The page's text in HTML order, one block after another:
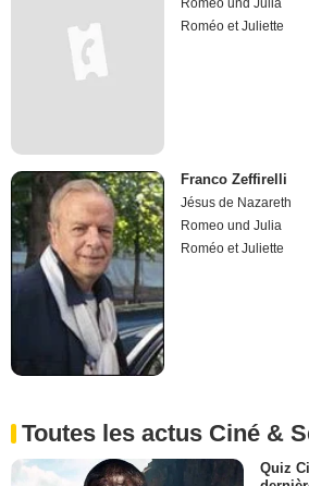
Romeo und Julia
Roméo et Juliette
Franco Zeffirelli
Jésus de Nazareth
Romeo und Julia
Roméo et Juliette
Toutes les actus Ciné &
Quiz